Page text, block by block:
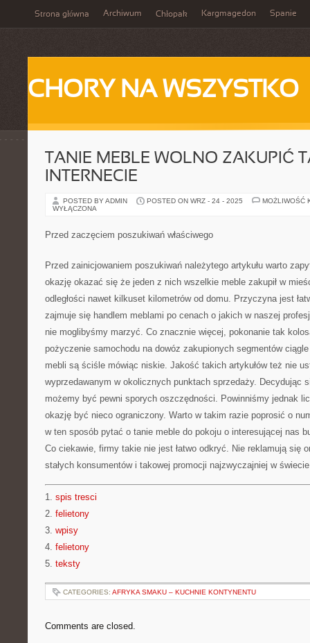
Strona główna Archiwum Chłopak Kargmagedon Spanie
CHORY NA WSZYSTKO
TANIE MEBLE WOLNO ZAKUPIĆ
INTERNECIE
POSTED BY ADMIN POSTED ON WRZ - 24 - 2025
MOŻLIWOŚĆ
WYŁĄCZONA
Przed zaczęciem poszukiwań właściwego
Przed zainicjowaniem poszukiwań należytego artykułu warto
okazję okazać się że jeden z nich wszelkie meble zakupił w
odległości nawet kilkuset kilometrów od domu. Przyczyna jest
zajmuje się handlem meblami po cenach o jakich w naszej
nie moglibyśmy marzyć. Co znacznie więcej, pokonanie tak
pożyczenie samochodu na dowóz zakupionych segmentów
mebli są ściśle mówiąc niskie. Jakość takich artykułów też nie
wyprzedawanym w okolicznych punktach sprzedaży. Decydując
możemy być pewni sporych oszczędności. Powinniśmy jednak
okazję być nieco ograniczony. Warto w takim razie poprosić o
w ten sposób pytać o tanie meble do pokoju o interesującej nas
Co ciekawie, firmy takie nie jest łatwo odkryć. Nie reklamują się
stałych konsumentów i takowej promocji najzwyczajniej w
1. spis tresci
2. felietony
3. wpisy
4. felietony
5. teksty
CATEGORIES: AFRYKA SMAKU – KUCHNIE KONTYNENTU
Comments are closed.